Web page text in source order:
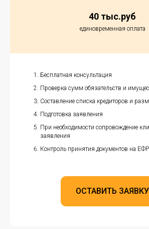
40 тыс.руб
единовременная оплата
Бесплатная консультация
Проверка сумм обязательств и
Составление списка кредиторов и
Подготовка заявления
При необходимости сопровождение
заявления
Контроль принятия документов на
ОСТАВИТЬ ЗАЯВКУ